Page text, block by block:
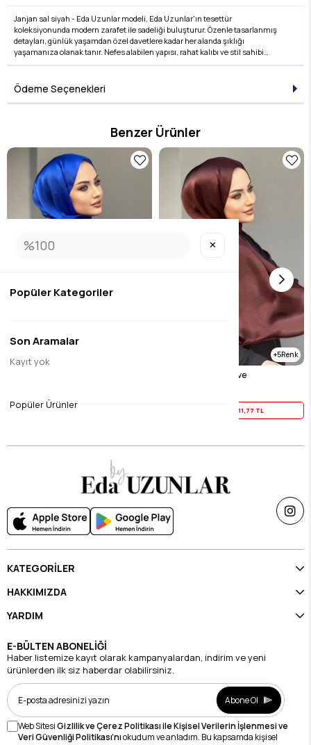
Janjan sal siyah - Eda Uzunlar modeli, Eda Uzunlar'ın tesettür
koleksiyonunda modern zarafet ile sadeliği buluşturur. Özenle tasarlanmış
detayları, günlük yaşamdan özel davetlere kadar her alanda şıklığı
yaşamanıza olanak tanır. Nefes alabilen yapısı, rahat kalıbı ve stil sahibi
çizgileri ile hem konforlu hem de zarif bir kullanım sunar. Kumaş kalitesi, Eda
isteyen kadınlar için ideal bir tercihtir. Koleksiyonun her bir parçası, zamansız
şıklığın temsilcisidir ve her kombine değer katar. Şıklığı detaylarda arayanlara
özel bu ürün, Eda Uzunlar estetiğini dolabınıza taşır.
Ödeme Seçenekleri
Benzer Ürünler
Yaz İndirimi
5
Janjan sal koyu kahve
11,77 TL
KATEGORİLER
HAKKIMIZDA
YARDIM
E-BÜLTEN ABONELİĞİ
Haber listemize kayıt olarak kampanyalardan, indirim ve yeni
ürünlerden ilk siz haberdar olabilirsiniz.
Abone Ol
Web SitesiGizlilik ve Çerez Politikası ile Kişisel Verilerin İşlenmesi ve
Veri Güvenliği Politikası’nıokudum ve anladım. Bu kapsamda kişisel
✕
Popüler Kategoriler
Son Aramalar
Kayıt yok
Popüler Ürünler